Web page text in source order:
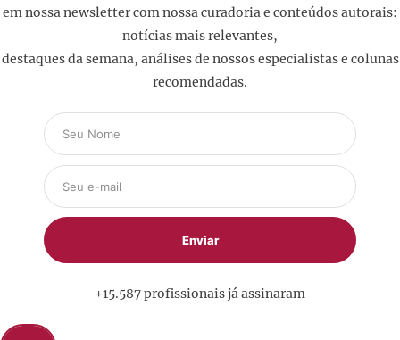
em nossa newsletter com nossa curadoria e conteúdos autorais:
notícias mais relevantes,
destaques da semana, análises de nossos especialistas e colunas
recomendadas.
+15.587 profissionais já assinaram